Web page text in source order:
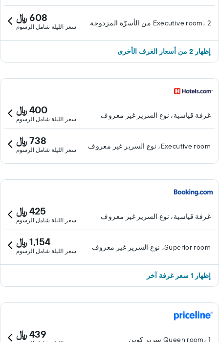
Executive room، 2 من الأسرّة المزدوجة 608 ﷼
سعر الليلة شامل الرسوم
إظهار 2 من أسعار الغرف الأخرى
غرفة قياسية، نوع السرير غير معروف 400 ﷼
سعر الليلة شامل الرسوم
Executive room، نوع السرير غير معروف 738 ﷼
سعر الليلة شامل الرسوم
غرفة قياسية، نوع السرير غير معروف 425 ﷼
سعر الليلة شامل الرسوم
Superior room، نوع السرير غير معروف 1,154 ﷼
سعر الليلة شامل الرسوم
إظهار 1 سعر غرفة آخر
Queen room، 1 سرير كوين 439 ﷼